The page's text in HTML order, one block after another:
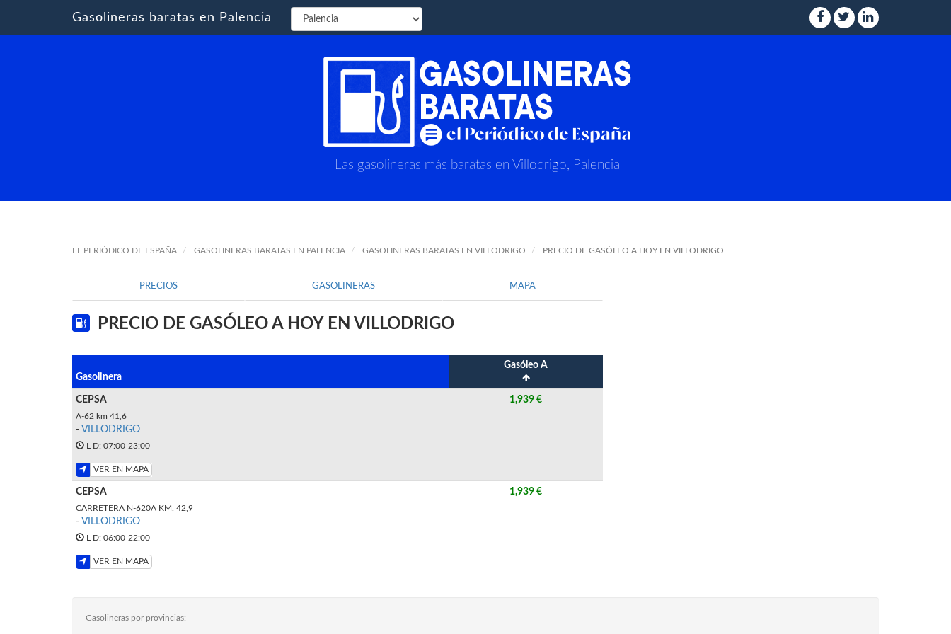
Gasolineras baratas en Palencia
Las gasolineras más baratas en Villodrigo, Palencia
EL PERIÓDICO DE ESPAÑA GASOLINERAS BARATAS EN PALENCIA GASOLINERAS BARATAS EN VILLODRIGO PRECIO DE GASÓLEO A HOY EN VILLODRIGO
PRECIOS GASOLINERAS MAPA
PRECIO DE GASÓLEO A HOY EN VILLODRIGO
Gasolinera
Gasóleo A
CEPSA
A-62 km 41,6
- VILLODRIGO
L-D: 07:00-23:00
VER EN MAPA
1,939 €
CEPSA
CARRETERA N-620A KM. 42,9
- VILLODRIGO
L-D: 06:00-22:00
VER EN MAPA
1,939 €
Gasolineras por provincias: